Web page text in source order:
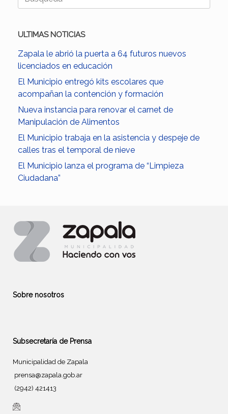
ULTIMAS NOTICIAS
Zapala le abrió la puerta a 64 futuros nuevos
licenciados en educación
El Municipio entregó kits escolares que
acompañan la contención y formación
Nueva instancia para renovar el carnet de
Manipulación de Alimentos
El Municipio trabaja en la asistencia y despeje de
calles tras el temporal de nieve
El Municipio lanza el programa de “Limpieza
Ciudadana”
Sobre nosotros
Subsecretaría de Prensa
Municipalidad de Zapala
prensa@zapala.gob.ar
(2942) 421413